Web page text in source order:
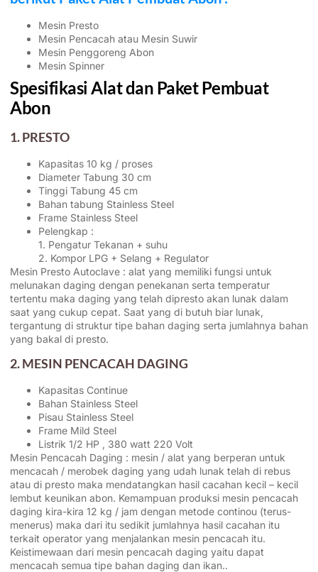
Mesin Presto
Mesin Pencacah atau Mesin Suwir
Mesin Penggoreng Abon
Mesin Spinner
Spesifikasi Alat dan Paket Pembuat
Abon
1. PRESTO
Kapasitas 10 kg / proses
Diameter Tabung 30 cm
Tinggi Tabung 45 cm
Bahan tabung Stainless Steel
Frame Stainless Steel
Pelengkap :
1. Pengatur Tekanan + suhu
2. Kompor LPG + Selang + Regulator
Mesin Presto Autoclave : alat yang memiliki fungsi untuk
melunakan daging dengan penekanan serta temperatur
tertentu maka daging yang telah dipresto akan lunak dalam
saat yang cukup cepat. Saat yang di butuh biar lunak,
tergantung di struktur tipe bahan daging serta jumlahnya bahan
yang bakal di presto.
2. MESIN PENCACAH DAGING
Kapasitas Continue
Bahan Stainless Steel
Pisau Stainless Steel
Frame Mild Steel
Listrik 1/2 HP , 380 watt 220 Volt
Mesin Pencacah Daging : mesin / alat yang berperan untuk
mencacah / merobek daging yang udah lunak telah di rebus
atau di presto maka mendatangkan hasil cacahan kecil – kecil
lembut keunikan abon. Kemampuan produksi mesin pencacah
daging kira-kira 12 kg / jam dengan metode continou (terus-
menerus) maka dari itu sedikit jumlahnya hasil cacahan itu
terkait operator yang menjalankan mesin pencacah itu.
Keistimewaan dari mesin pencacah daging yaitu dapat
mencacah semua tipe bahan daging dan ikan..